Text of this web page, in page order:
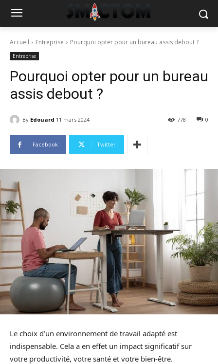
Accueil Entreprise Pourquoi opter pour un bureau assis debout ?
Entreprise
Pourquoi opter pour un bureau
assis debout ?
By Edouard 11 mars 2024 0
778
Facebook Twitter
Le choix d’un environnement de travail adapté est
indispensable. Cela a en effet un impact significatif sur
votre productivité, votre santé et votre bien-être.